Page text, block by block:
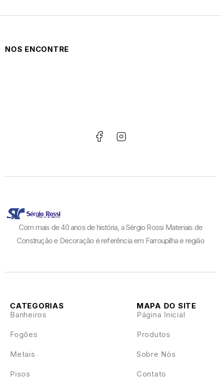
Com mais de 40 anos de história, a Sérgio Rossi Materiais de
Construção e Decoração é referência em Farroupilha e região
MAPA DO SITE
Página Inicial
Produtos
Sobre Nós
Contato
CATEGORIAS
Banheiros
Fogões
Metais
Pisos
NOS ENCONTRE